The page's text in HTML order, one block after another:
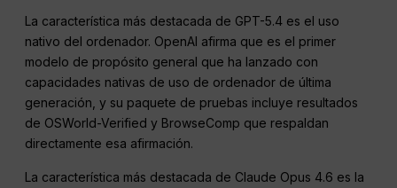
La característica más destacada de GPT-5.4 es el uso
nativo del ordenador. OpenAI afirma que es el primer
modelo de propósito general que ha lanzado con
capacidades nativas de uso de ordenador de última
generación, y su paquete de pruebas incluye resultados
de OSWorld-Verified y BrowseComp que respaldan
directamente esa afirmación.
La característica más destacada de Claude Opus 4.6 es la